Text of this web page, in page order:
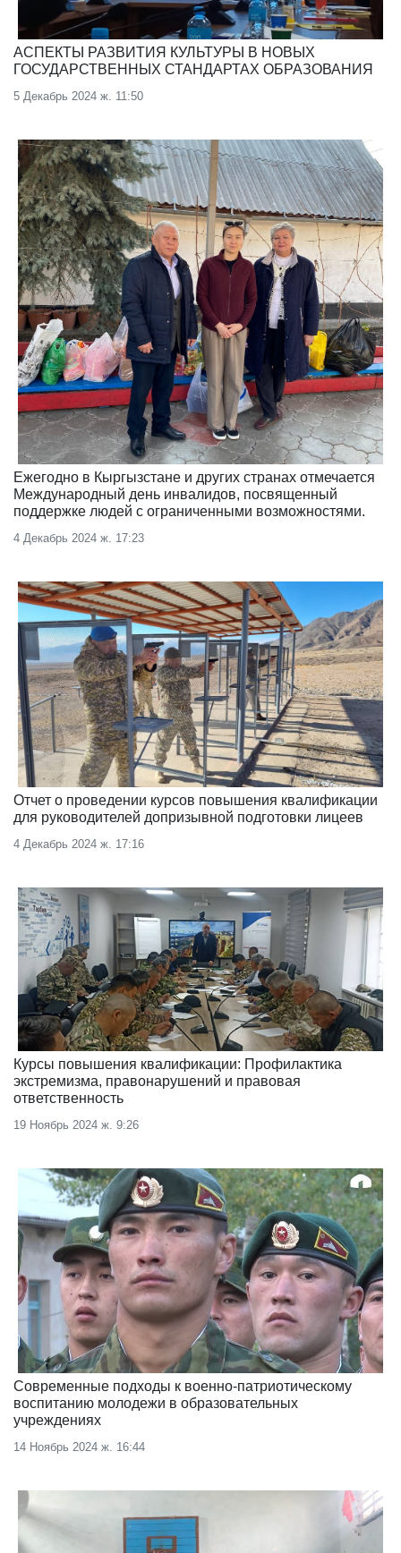
АСПЕКТЫ РАЗВИТИЯ КУЛЬТУРЫ В НОВЫХ
ГОСУДАРСТВЕННЫХ СТАНДАРТАХ ОБРАЗОВАНИЯ
5 Декабрь 2024 ж. 11:50
Ежегодно в Кыргызстане и других странах отмечается
Международный день инвалидов, посвященный
поддержке людей с ограниченными возможностями.
4 Декабрь 2024 ж. 17:23
Отчет о проведении курсов повышения квалификации
для руководителей допризывной подготовки лицеев
4 Декабрь 2024 ж. 17:16
Курсы повышения квалификации: Профилактика
экстремизма, правонарушений и правовая
ответственность
19 Ноябрь 2024 ж. 9:26
Современные подходы к военно-патриотическому
воспитанию молодежи в образовательных
учреждениях
14 Ноябрь 2024 ж. 16:44